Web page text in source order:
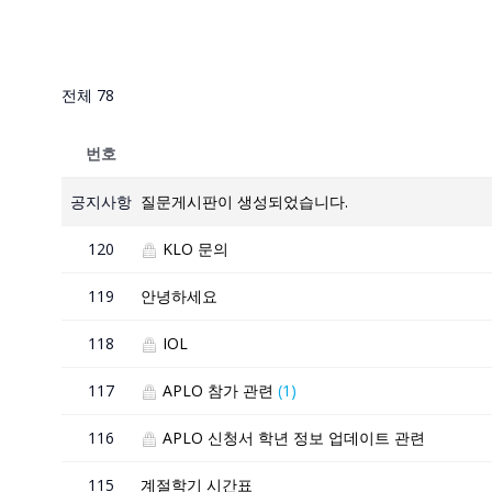
전체 78
번호
공지사항 질문게시판이 생성되었습니다.
120 KLO 문의
119 안녕하세요
118 IOL
117 APLO 참가 관련 (1)
116 APLO 신청서 학년 정보 업데이트 관련
115 계절학기 시간표